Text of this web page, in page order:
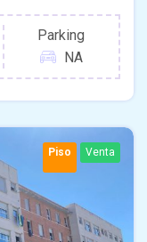
Parking
NA
Piso Venta